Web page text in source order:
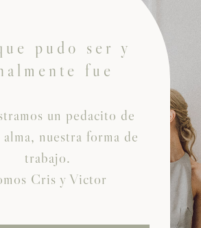
pudo ser y
fue
un pedacito de
alma, nuestra forma de
trabajo.
Cris y Victor